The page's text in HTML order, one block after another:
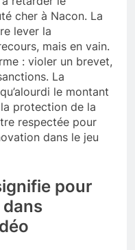
cher à Nacon. La
lever la
mais en vain.
: violer un brevet,
La
le montant
protection de la
respectée pour
dans le jeu
pour